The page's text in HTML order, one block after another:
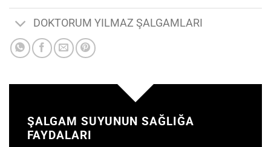
DOKTORUM YILMAZ ŞALGAMLARI
ŞALGAM SUYUNUN SAĞLIĞA
FAYDALARI